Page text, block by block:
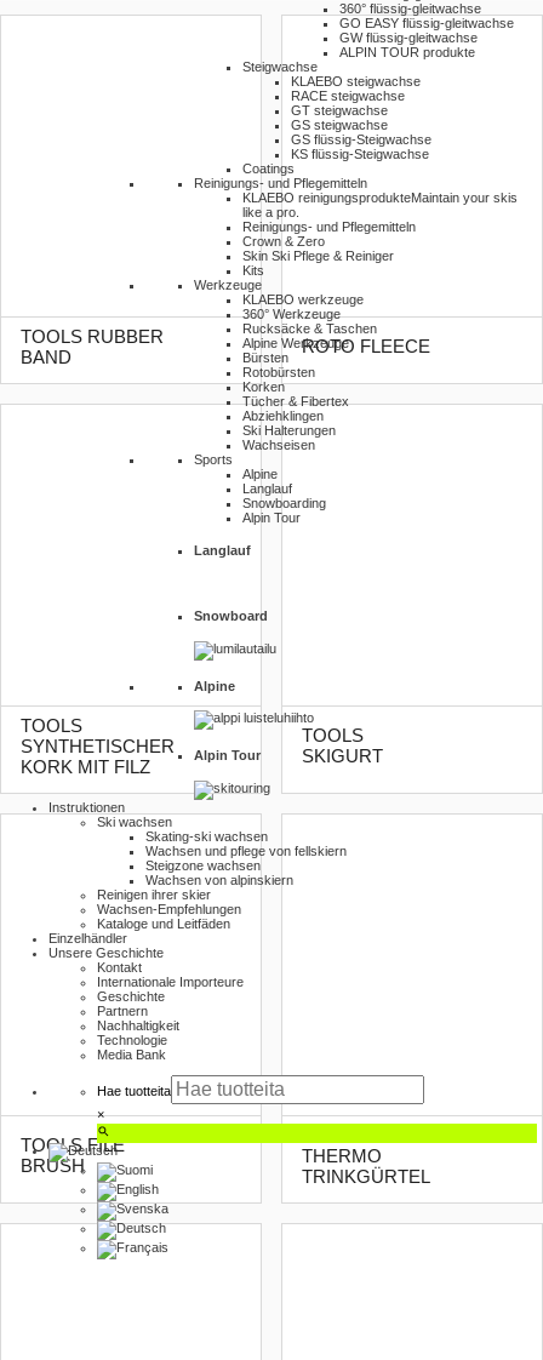
360° flüssig-gleitwachse
GO EASY flüssig-gleitwachse
GW flüssig-gleitwachse
ALPIN TOUR produkte
Steigwachse
KLAEBO steigwachse
RACE steigwachse
GT steigwachse
GS steigwachse
GS flüssig-Steigwachse
KS flüssig-Steigwachse
Coatings
Reinigungs- und Pflegemitteln
KLAEBO reinigungsprodukteMaintain your skis
like a pro.
Reinigungs- und Pflegemitteln
Crown & Zero
Skin Ski Pflege & Reiniger
Kits
Werkzeuge
KLAEBO werkzeuge
360° Werkzeuge
Rucksäcke & Taschen
Alpine Werkzeuge
Bürsten
Rotobürsten
Korken
Tücher & Fibertex
Abziehklingen
Ski Halterungen
Wachseisen
Sports
Alpine
Langlauf
Snowboarding
Alpin Tour
Langlauf
Snowboard
Alpine
Alpin Tour
Instruktionen
Ski wachsen
Skating-ski wachsen
Wachsen und pflege von fellskiern
Steigzone wachsen
Wachsen von alpinskiern
Reinigen ihrer skier
Wachsen-Empfehlungen
Kataloge und Leitfäden
Einzelhändler
Unsere Geschichte
Kontakt
Internationale Importeure
Geschichte
Partnern
Nachhaltigkeit
Technologie
Media Bank
Hae tuotteita
×
TOOLS RUBBER
BAND
ROTO FLEECE
TOOLS
SYNTHETISCHER
KORK MIT FILZ
TOOLS
SKIGURT
TOOLS FILE
BRUSH
THERMO
TRINKGÜRTEL